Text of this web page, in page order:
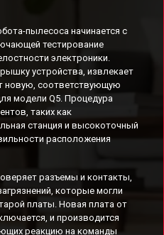
пылесоса начинается с
тестирование
электроники.
устройства, извлекает
новую, соответствующую
модели Q5. Процедура
таких как
станция и высокоточный
расположения
разъемы и контакты,
которые могли
платы. Новая плата от
и производится
реакцию на команды